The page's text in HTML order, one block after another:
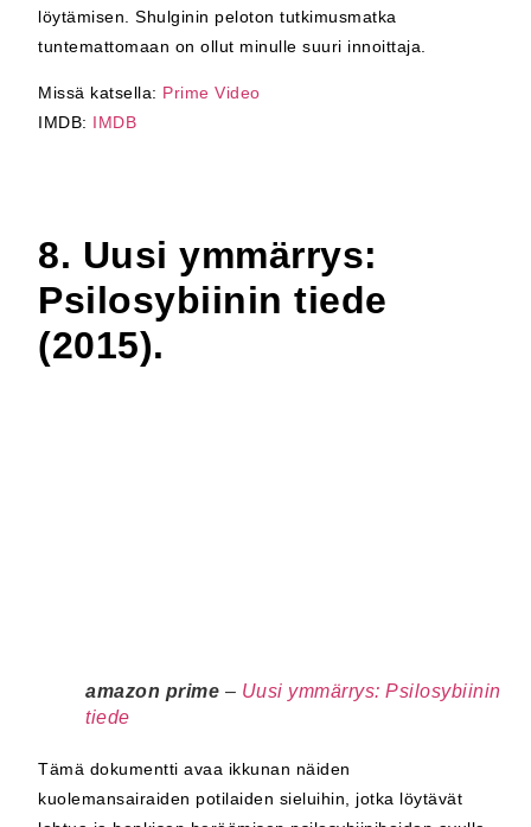
löytämisen. Shulginin peloton tutkimusmatka
tuntemattomaan on ollut minulle suuri innoittaja.
Missä katsella: Prime Video
IMDB: IMDB
8. Uusi ymmärrys:
Psilosybiinin tiede
(2015).
amazon prime – Uusi ymmärrys: Psilosybiinin
tiede
Tämä dokumentti avaa ikkunan näiden
kuolemansairaiden potilaiden sieluihin, jotka löytävät